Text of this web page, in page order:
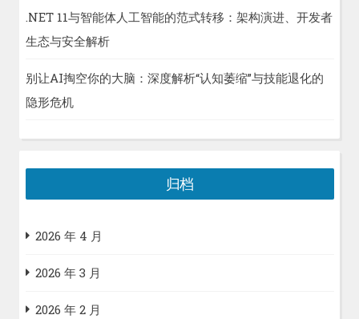
.NET 11与智能体人工智能的范式转移：架构演进、开发者
生态与安全解析
别让AI掏空你的大脑：深度解析“认知萎缩”与技能退化的
隐形危机
归档
2026 年 4 月
2026 年 3 月
2026 年 2 月